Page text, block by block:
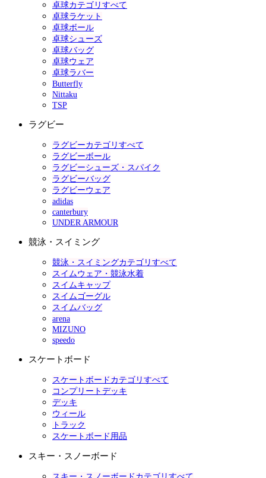
卓球カテゴリすべて
卓球ラケット
卓球ボール
卓球シューズ
卓球バッグ
卓球ウェア
卓球ラバー
Butterfly
Nittaku
TSP
ラグビー
ラグビーカテゴリすべて
ラグビーボール
ラグビーシューズ・スパイク
ラグビーバッグ
ラグビーウェア
adidas
canterbury
UNDER ARMOUR
競泳・スイミング
競泳・スイミングカテゴリすべて
スイムウェア・競泳水着
スイムキャップ
スイムゴーグル
スイムバッグ
arena
MIZUNO
speedo
スケートボード
スケートボードカテゴリすべて
コンプリートデッキ
デッキ
ウィール
トラック
スケートボード用品
スキー・スノーボード